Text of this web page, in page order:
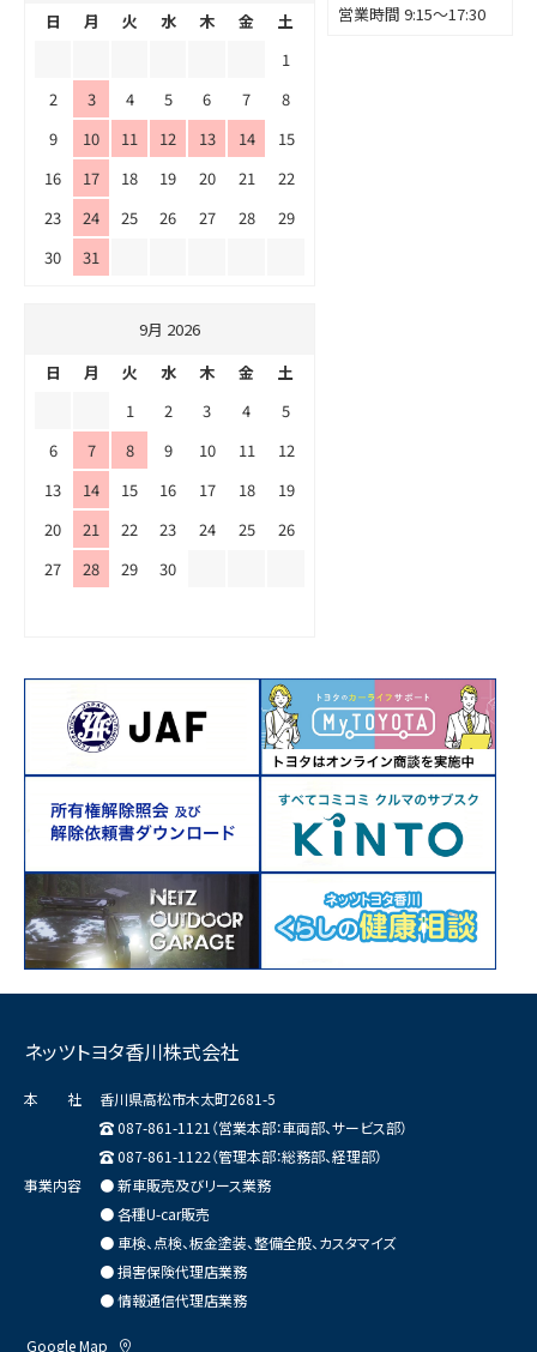
営業時間 9:15～17:30
日
月 火 水 木 金
土
1
2
3 4 5 6 7
8
9
10 11 12 13 14
15
16
17 18 19 20 21
22
23
24 25 26 27 28
29
30
31
9月 2026
日
月 火 水 木 金
土
1
2 3 4
5
6
7 8 9 10 11
12
13
14 15 16 17 18
19
20
21 22 23 24 25
26
27
28 29 30
ネッツトヨタ香川株式会社
本 社
香川県高松市木太町2681-5
087-861-1121（営業本部：車両部、サービス部）
087-861-1122（管理本部：総務部、経理部）
事業内容
● 新車販売及びリース業務
● 各種U-car販売
● 車検、点検、板金塗装、整備全般、カスタマイズ
● 損害保険代理店業務
● 情報通信代理店業務
Google Map